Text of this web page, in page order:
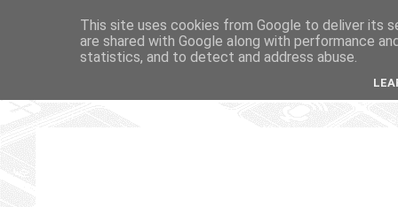
This site uses cookies from Google to deliver its
are shared with Google along with performance
statistics, and to detect and address abuse.